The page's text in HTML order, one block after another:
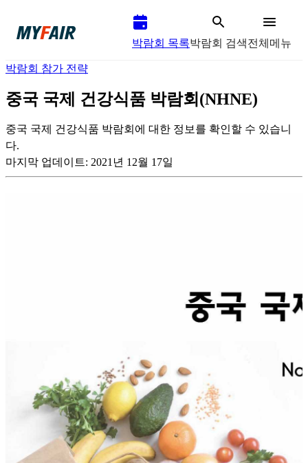
박람회 목록박람회 검색전체메뉴
박람회 참가 전략
중국 국제 건강식품 박람회(NHNE)
중국 국제 건강식품 박람회에 대한 정보를 확인할 수 있습니
다.
마지막 업데이트: 2021년 12월 17일